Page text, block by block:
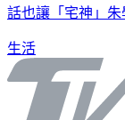
話也讓「宅神」朱
生活